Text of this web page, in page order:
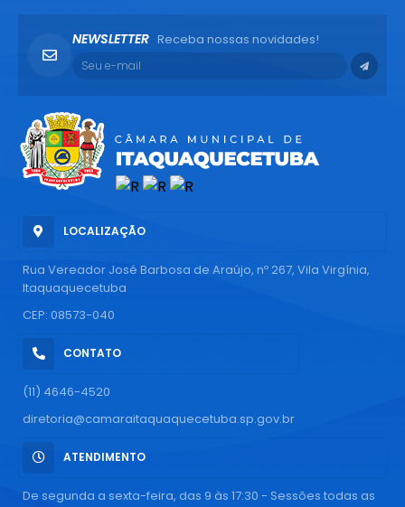
LOCALIZAÇÃO
Rua Vereador José Barbosa de Araújo, nº 267, Vila Virgínia,
Itaquaquecetuba
CEP: 08573-040
CONTATO
(11) 4646-4520
diretoria@camaraitaquaquecetuba.sp.gov.br
ATENDIMENTO
De segunda a sexta-feira, das 9 às 17:30 - Sessões todas as
NEWSLETTER Receba nossas novidades!